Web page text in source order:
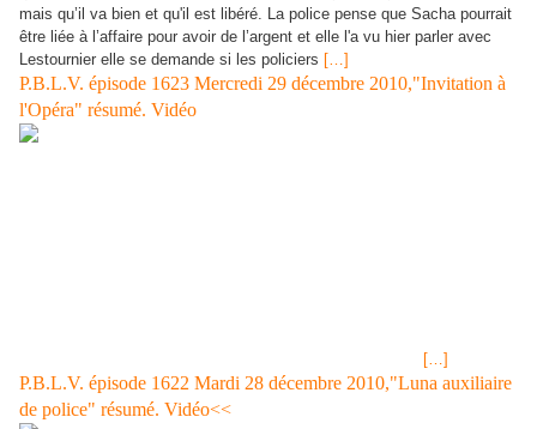
mais qu’il va bien et qu'il est libéré. La police pense que Sacha pourrait
être liée à l’affaire pour avoir de l’argent et elle l'a vu hier parler avec
Lestournier elle se demande si les policiers […]
P.B.L.V. épisode 1623 Mercredi 29 décembre 2010,"Invitation à
l'Opéra" résumé. Vidéo
[…]
P.B.L.V. épisode 1622 Mardi 28 décembre 2010,"Luna auxiliaire
de police" résumé. Vidéo<<